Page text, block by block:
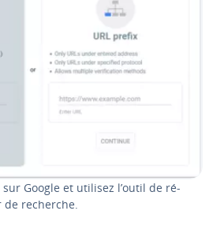
Google et utilisez l’outil de ré­
recherche.